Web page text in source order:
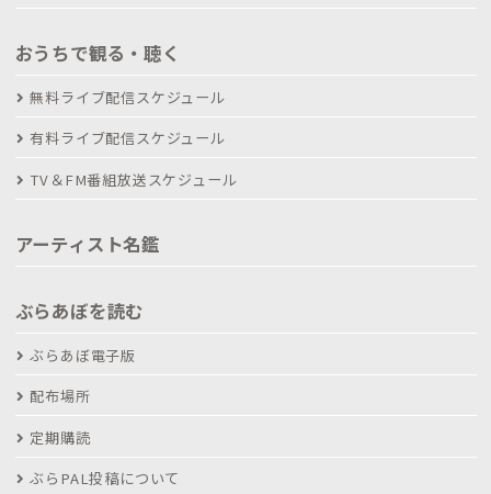
おうちで観る・聴く
無料ライブ配信スケジュール
有料ライブ配信スケジュール
TV＆FM番組放送スケジュール
アーティスト名鑑
ぶらあぼを読む
ぶらあぼ電子版
配布場所
定期購読
ぶらPAL投稿について